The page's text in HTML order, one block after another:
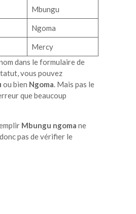
Mbungu
Ngoma
Mercy
dans le formulaire de
vous pouvez
ou bien Ngoma. Mais pas le
que beaucoup
Mbungu ngoma ne
pas de vérifier le